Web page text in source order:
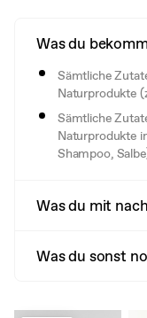
Was du
Sämtliche
Naturprodukte
Sämtliche
Naturprodukte
Shampoo,
Was du mit
Was du sonst